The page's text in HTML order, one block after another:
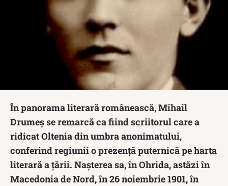
În panorama literară românească, Mihail
Drumeș se remarcă ca fiind scriitorul care a
ridicat Oltenia din umbra anonimatului,
conferind regiunii o prezență puternică pe harta
literară a țării. Nașterea sa, în Ohrida, astăzi în
Macedonia de Nord, în 26 noiembrie 1901, în